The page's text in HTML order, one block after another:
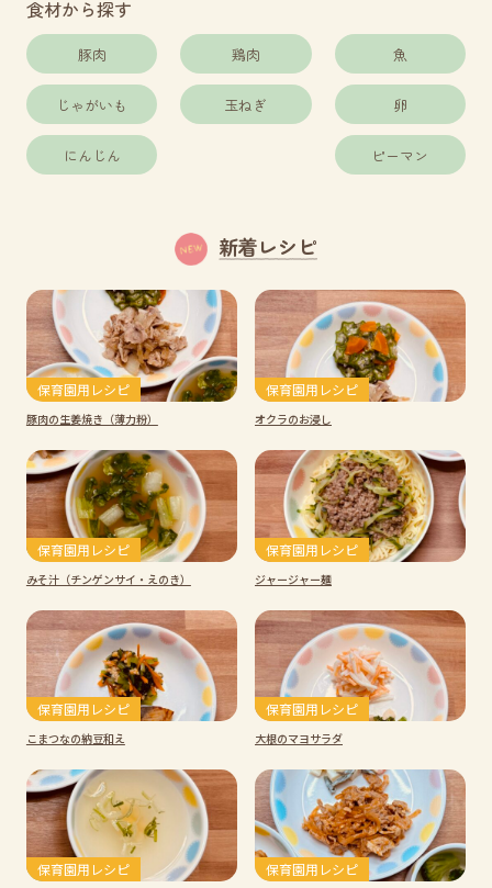
食材から探す
豚肉 鶏肉 魚
じゃがいも 玉ねぎ 卵
にんじん ピーマン
新着レシピ
保育園用レシピ
豚肉の生姜焼き（薄力粉）
保育園用レシピ
オクラのお浸し
保育園用レシピ
みそ汁（チンゲンサイ・えのき）
保育園用レシピ
ジャージャー麺
保育園用レシピ
こまつなの納豆和え
保育園用レシピ
大根のマヨサラダ
保育園用レシピ 保育園用レシピ